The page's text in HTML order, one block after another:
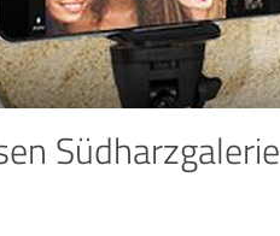
Südharzgalerie